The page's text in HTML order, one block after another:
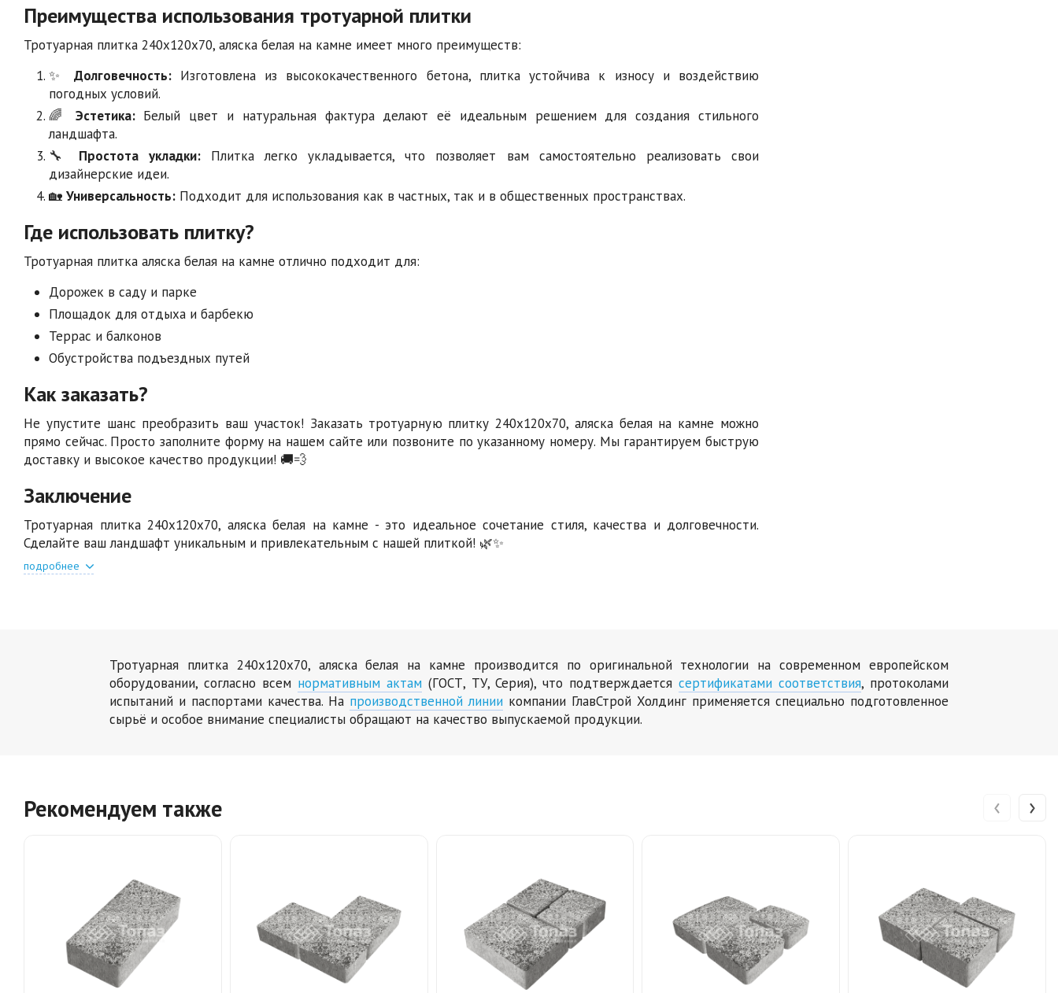
Преимущества использования тротуарной плитки
Тротуарная плитка 240х120х70, аляска белая на камне имеет много преимуществ:
✨ Долговечность:Изготовлена из высококачественного бетона, плитка устойчива к износу и воздействию
погодных условий.
🌈 Эстетика:Белый цвет и натуральная фактура делают её идеальным решением для создания стильного
ландшафта.
🔧 Простота укладки:Плитка легко укладывается, что позволяет вам самостоятельно реализовать свои
дизайнерские идеи.
🏡 Универсальность: Подходит для использования как в частных, так и в общественных пространствах.
Где использовать плитку?
Тротуарная плитка аляска белая на камне отлично подходит для:
Дорожек в саду и парке
Площадок для отдыха и барбекю
Террас и балконов
Обустройства подъездных путей
Как заказать?
Не упустите шанс преобразить ваш участок! Заказать тротуарную плитку 240х120х70, аляска белая на камне можно
прямо сейчас. Просто заполните форму на нашем сайте или позвоните по указанному номеру. Мы гарантируем быструю
доставку и высокое качество продукции! 🚚💨
Заключение
Тротуарная плитка 240х120х70, аляска белая на камне - это идеальное сочетание стиля, качества и долговечности.
Сделайте ваш ландшафт уникальным и привлекательным с нашей плиткой! 🌿✨
подробнее
Тротуарная плитка 240х120х70, аляска белая на камне производится по оригинальной технологии на современном европейском
оборудовании, согласно всем нормативным актам(ГОСТ, ТУ, Серия), что подтверждаетсясертификатами соответствия, протоколами
испытаний и паспортами качества. На производственной линии компании ГлавСтрой Холдинг применяется специально подготовленное
сырьё и особое внимание специалисты обращают на качество выпускаемой продукции.
Рекомендуем также ‹ ›